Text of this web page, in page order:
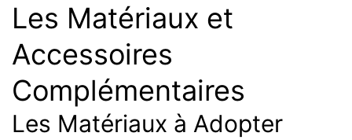
Les Matériaux et
Accessoires
Complémentaires
Les Matériaux à Adopter